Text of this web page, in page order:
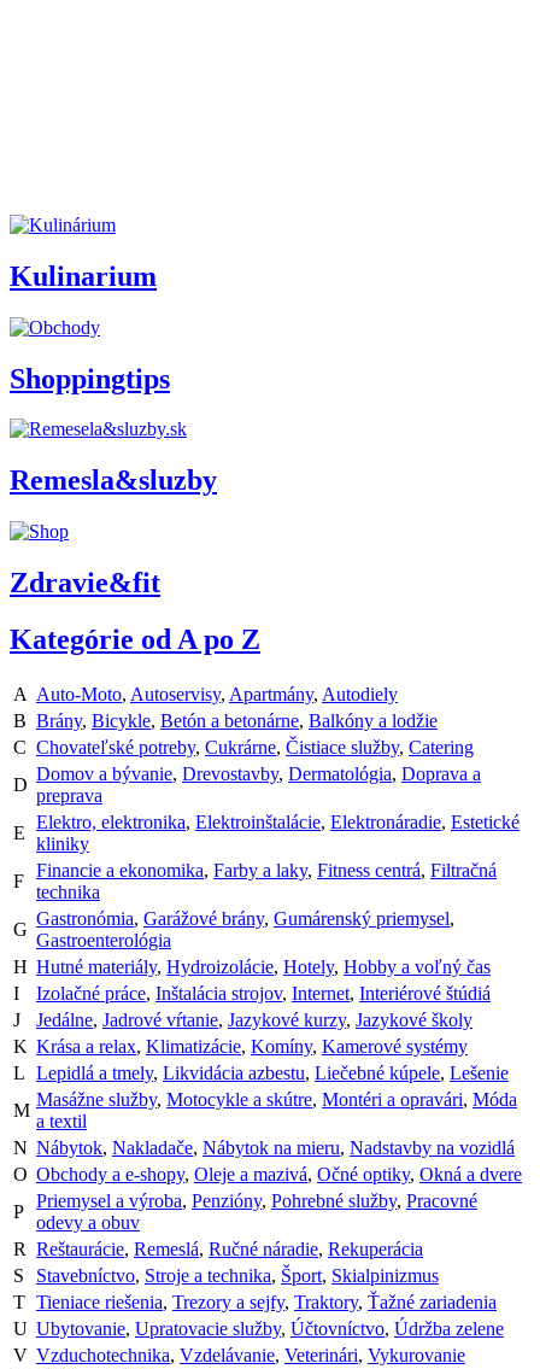
Kulinarium
Shoppingtips
Remesla&sluzby
Zdravie&fit
Kategórie od A po Z
A Auto-Moto, Autoservisy, Apartmány, Autodiely
B Brány, Bicykle, Betón a betonárne, Balkóny a lodžie
C Chovateľské potreby, Cukrárne, Čistiace služby, Catering
D
Domov a bývanie, Drevostavby, Dermatológia, Doprava a
preprava
E
Elektro, elektronika, Elektroinštalácie, Elektronáradie, Estetické
kliniky
F
Financie a ekonomika, Farby a laky, Fitness centrá, Filtračná
technika
G
Gastronómia, Garážové brány, Gumárenský priemysel,
Gastroenterológia
H Hutné materiály, Hydroizolácie, Hotely, Hobby a voľný čas
I
Izolačné práce, Inštalácia strojov, Internet, Interiérové štúdiá
J
Jedálne, Jadrové vŕtanie, Jazykové kurzy, Jazykové školy
K Krása a relax, Klimatizácie, Komíny, Kamerové systémy
L Lepidlá a tmely, Likvidácia azbestu, Liečebné kúpele, Lešenie
M
Masážne služby, Motocykle a skútre, Montéri a opravári, Móda
a textil
N Nábytok, Nakladače, Nábytok na mieru, Nadstavby na vozidlá
O Obchody a e-shopy, Oleje a mazivá, Očné optiky, Okná a dvere
P
Priemysel a výroba, Penzióny, Pohrebné služby, Pracovné
odevy a obuv
R Reštaurácie, Remeslá, Ručné náradie, Rekuperácia
S
Stavebníctvo, Stroje a technika, Šport, Skialpinizmus
T Tieniace riešenia, Trezory a sejfy, Traktory, Ťažné zariadenia
U Ubytovanie, Upratovacie služby, Účtovníctvo, Údržba zelene
V Vzduchotechnika, Vzdelávanie, Veterinári, Vykurovanie